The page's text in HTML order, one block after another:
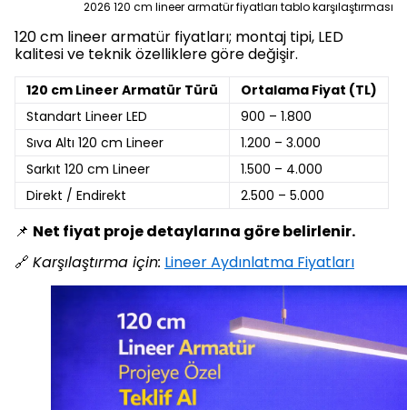
2026 120 cm lineer armatür fiyatları tablo karşılaştırması
120 cm lineer armatür fiyatları; montaj tipi, LED
kalitesi ve teknik özelliklere göre değişir.
120 cm Lineer Armatür Türü
Ortalama Fiyat (TL)
Standart Lineer LED
900 – 1.800
Sıva Altı 120 cm Lineer
1.200 – 3.000
Sarkıt 120 cm Lineer
1.500 – 4.000
Direkt / Endirekt
2.500 – 5.000
📌 Net fiyat proje detaylarına göre belirlenir.
🔗 Karşılaştırma için: Lineer Aydınlatma Fiyatları